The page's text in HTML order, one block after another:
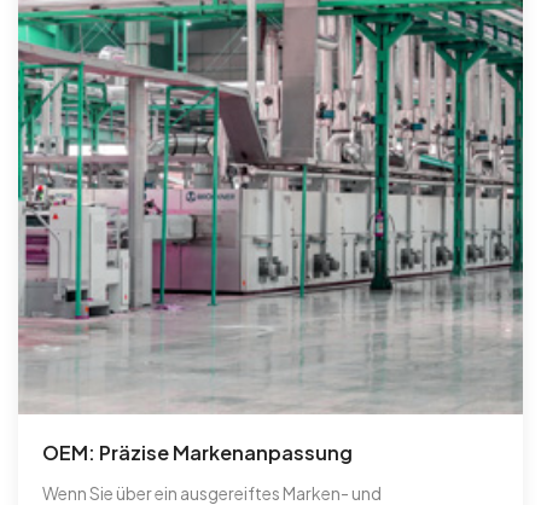
OEM: Präzise Markenanpassung
Wenn Sie über ein ausgereiftes Marken- und